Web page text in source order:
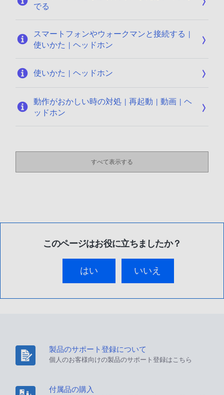
でる
スマートフォンやウォークマンと接続する |
使いかた | ヘッドホン
使いかた | ヘッドホン
動作がおかしい時の対処 | 再起動 | 動画 | ヘ
ッドホン
すべて表示する
このページはお役に立ちましたか？
はい いいえ
製品のサポート登録について
個人のお客様向けの製品のサポート登録はこちら
付属品の購入